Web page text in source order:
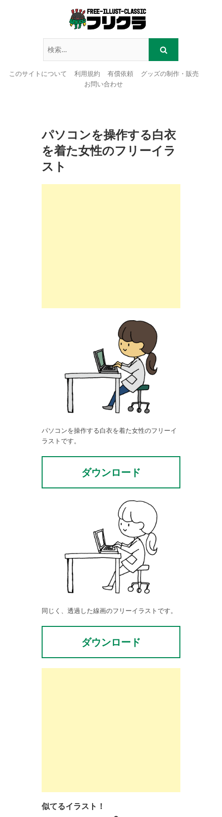
このサイトについて 利用規約 有償依頼
グッズの制作・販売
お問い合わせ
パソコンを操作する白衣
を着た女性のフリーイラ
スト
パソコンを操作する白衣を着た女性のフリーイ
ラストです。
ダウンロード
同じく、透過した線画のフリーイラストです。
ダウンロード
似てるイラスト！